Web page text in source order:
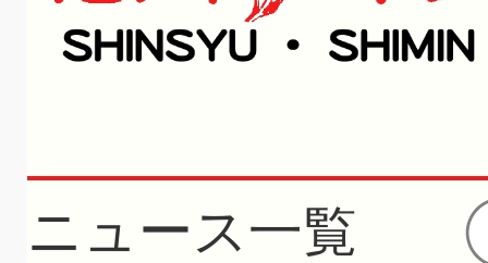
ニュース一覧